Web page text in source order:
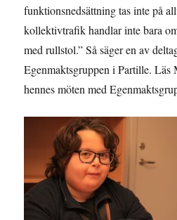
funktionsnedsättning tas inte på
kollektivtrafik handlar inte bara
med rullstol.” Så säger en av
Egenmaktsgruppen i Partille. Läs
hennes möten med